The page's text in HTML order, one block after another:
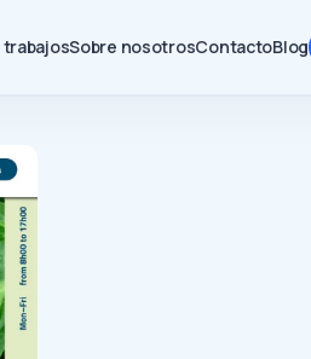
Sobre nosotrosContactoBlog